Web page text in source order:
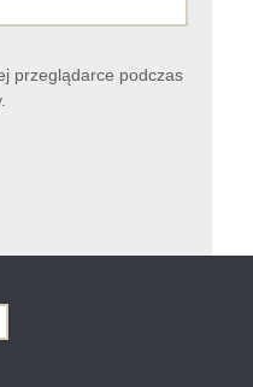
przeglądarce podczas